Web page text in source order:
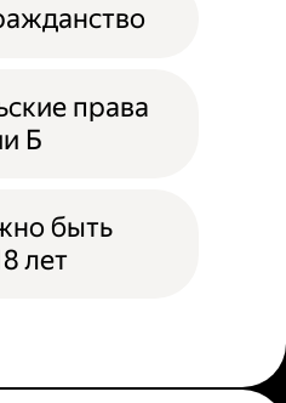
права
Б
быть
лет